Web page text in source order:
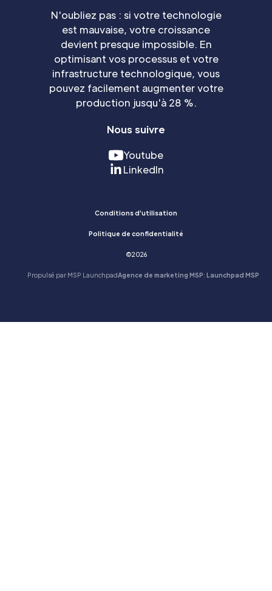
N'oubliez pas : si votre technologie
est mauvaise, votre croissance
devient presque impossible. En
optimisant vos processus et votre
infrastructure technologique, vous
pouvez facilement augmenter votre
production jusqu'à 28 %.
Nous suivre
Youtube
LinkedIn
Conditions d'utilisation
Politique de confidentialité
©2026
Propulsé par MSP LaunchpadAgence de marketing MSP: Launchpad MSP